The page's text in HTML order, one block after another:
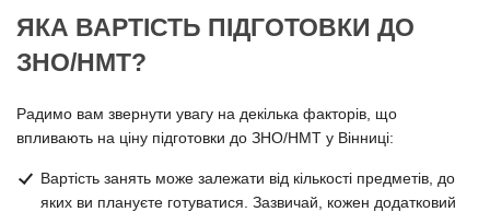
ЯКА ВАРТІСТЬ ПІДГОТОВКИ ДО
ЗНО/НМТ?
Радимо вам звернути увагу на декілька факторів, що
впливають на ціну підготовки до ЗНО/НМТ у Вінниці:
Вартість занять може залежати від кількості предметів, до
яких ви плануєте готуватися. Зазвичай, кожен додатковий